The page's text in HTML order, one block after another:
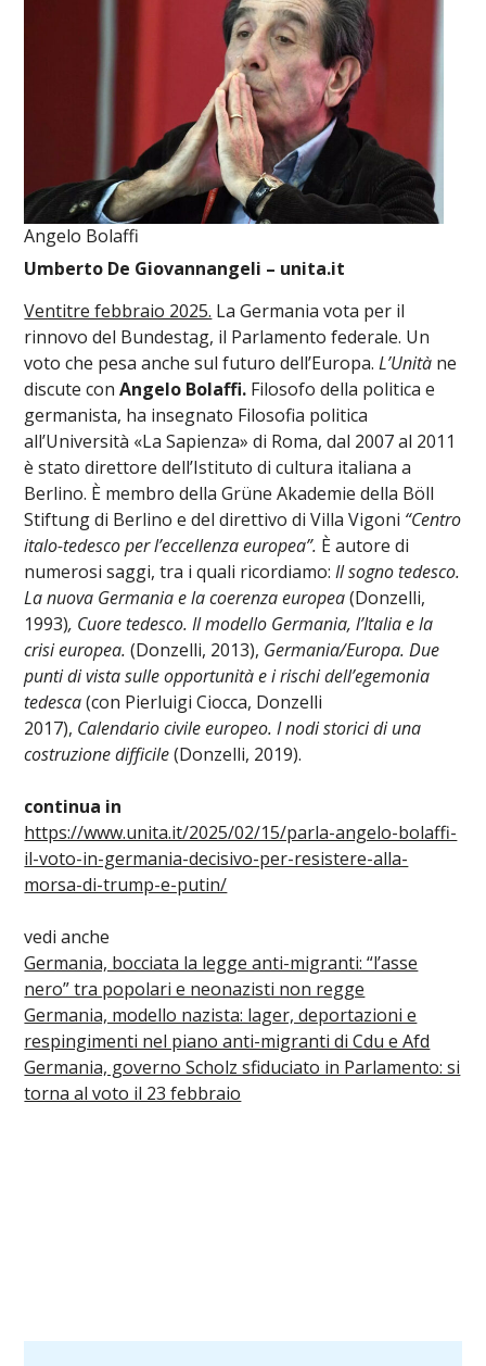
Angelo Bolaffi
Umberto De Giovannangeli – unita.it
Ventitre febbraio 2025. La Germania vota per il
rinnovo del Bundestag, il Parlamento federale. Un
voto che pesa anche sul futuro dell’Europa.L’Unità ne
discute conAngelo Bolaffi. Filosofo della politica e
germanista, ha insegnato Filosofia politica
all’Università «La Sapienza» di Roma, dal 2007 al 2011
è stato direttore dell’Istituto di cultura italiana a
Berlino. È membro della Grüne Akademie della Böll
Stiftung di Berlino e del direttivo di Villa Vigoni “Centro
italo-tedesco per l’eccellenza europea”. È autore di
numerosi saggi, tra i quali ricordiamo: Il sogno tedesco.
La nuova Germania e la coerenza europea(Donzelli,
1993), Cuore tedesco. Il modello Germania, l’Italia e la
crisi europea. (Donzelli, 2013), Germania/Europa. Due
punti di vista sulle opportunità e i rischi dell’egemonia
tedesca(con Pierluigi Ciocca, Donzelli
2017), Calendario civile europeo. I nodi storici di una
costruzione difficile(Donzelli, 2019).
continua in
https://www.unita.it/2025/02/15/parla-angelo-bolaffi-
il-voto-in-germania-decisivo-per-resistere-alla-
morsa-di-trump-e-putin/
vedi anche
Germania, bocciata la legge anti-migranti: “l’asse
nero” tra popolari e neonazisti non regge
Germania, modello nazista: lager, deportazioni e
respingimenti nel piano anti-migranti di Cdu e Afd
Germania, governo Scholz sfiduciato in Parlamento: si
torna al voto il 23 febbraio